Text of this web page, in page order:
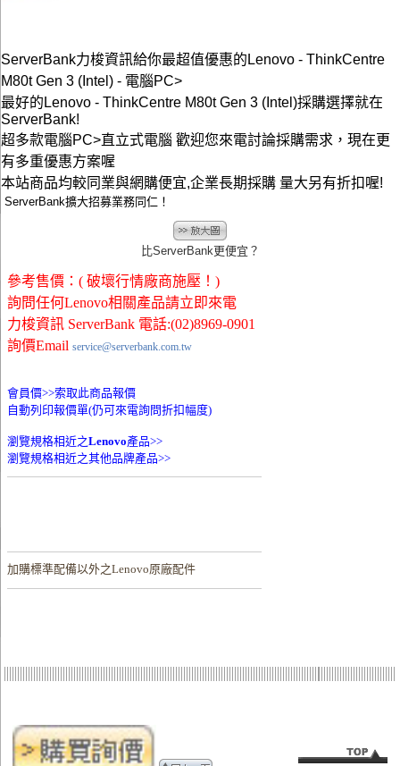
ServerBank力梭資訊給你最超值優惠的Lenovo - ThinkCentre
M80t Gen 3 (Intel) - 電腦PC>
最好的Lenovo - ThinkCentre M80t Gen 3 (Intel)採購選擇就在
ServerBank!
超多款電腦PC>直立式電腦 歡迎您來電討論採購需求，現在更
有多重優惠方案喔
本站商品均較同業與網購便宜,企業長期採購 量大另有折扣喔!
ServerBank擴大招募業務同仁！
比ServerBank更便宜？
參考售價：( 破壞行情廠商施壓！)
詢問任何Lenovo相關產品請立即來電
力梭資訊 ServerBank 電話:(02)8969-0901
詢價Email service@serverbank.com.tw
會員價>>索取此商品報價
自動列印報價單(仍可來電詢問折扣幅度)
瀏覽規格相近之Lenovo產品>>
瀏覽規格相近之其他品牌產品>>
加購標準配備以外之Lenovo原廠配件